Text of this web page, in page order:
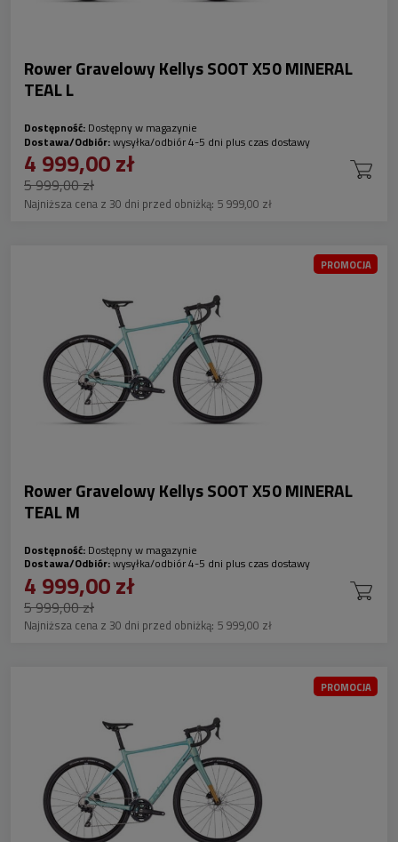
Rower Gravelowy Kellys SOOT X50 MINERAL
TEAL L
Dostępność: Dostępny w magazynie
Dostawa/Odbiór:wysyłka/odbiór 4-5 dni plus czas dostawy
4 999,00 zł
5 999,00 zł
Najniższa cena z 30 dni przed obniżką: 5 999,00 zł
Rower Gravelowy Kellys SOOT X50 MINERAL
TEAL M
Dostępność: Dostępny w magazynie
Dostawa/Odbiór:wysyłka/odbiór 4-5 dni plus czas dostawy
4 999,00 zł
5 999,00 zł
Najniższa cena z 30 dni przed obniżką: 5 999,00 zł
PROMOCJA
PROMOCJA